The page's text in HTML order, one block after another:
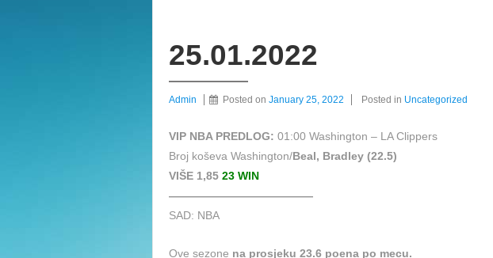
25.01.2022
Admin Posted on January 25, 2022 Posted in Uncategorized
VIP NBA PREDLOG: 01:00 Washington – LA Clippers
Broj koševa Washington/Beal, Bradley (22.5)
VIŠE 1,85 23 WIN
—————————————
SAD: NBA
Ove sezone na prosjeku 23.6 poena po mecu.